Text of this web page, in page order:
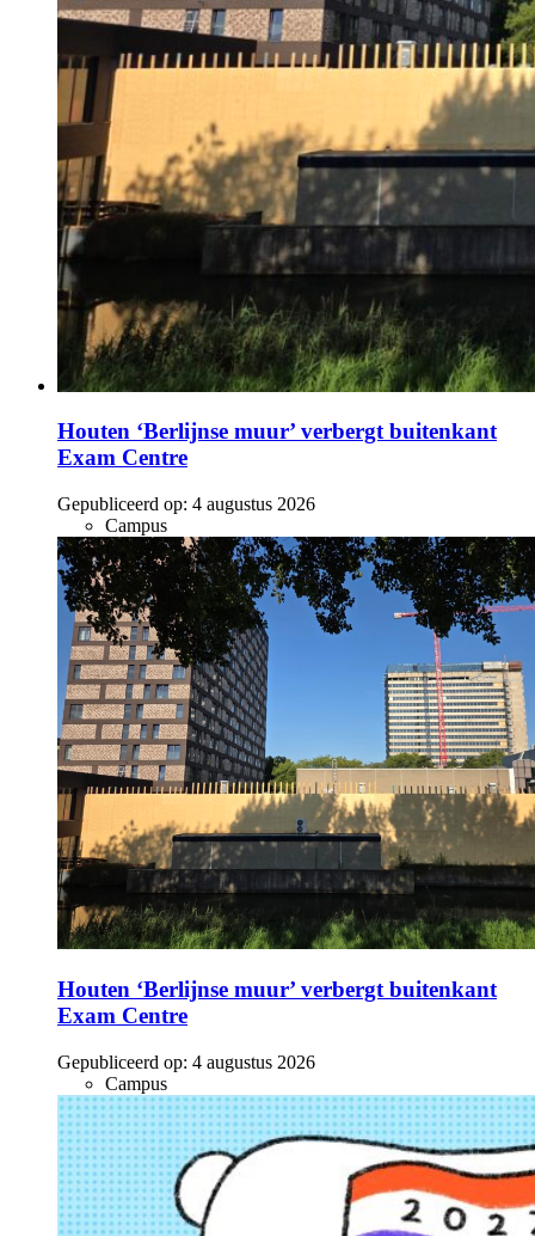
Houten ‘Berlijnse muur’ verbergt buitenkant
Exam Centre
Gepubliceerd op: 4 augustus 2026
Campus
Houten ‘Berlijnse muur’ verbergt buitenkant
Exam Centre
Gepubliceerd op: 4 augustus 2026
Campus